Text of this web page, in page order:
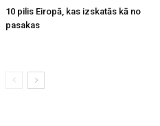
10 pilis Eiropā, kas izskatās kā no
pasakas